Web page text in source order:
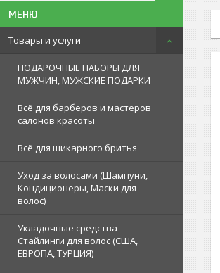
Товары и услуги
ПОДАРОЧНЫЕ НАБОРЫ ДЛЯ
МУЖЧИН, МУЖСКИЕ ПОДАРКИ
Всё для барберов и мастеров
салонов красоты
Всё для шикарного бритья
Уход за волосами (Шампуни,
Кондиционеры, Маски для
волос)
Укладочные средства-
Стайлинги для волос (США,
ЕВРОПА, ТУРЦИЯ)